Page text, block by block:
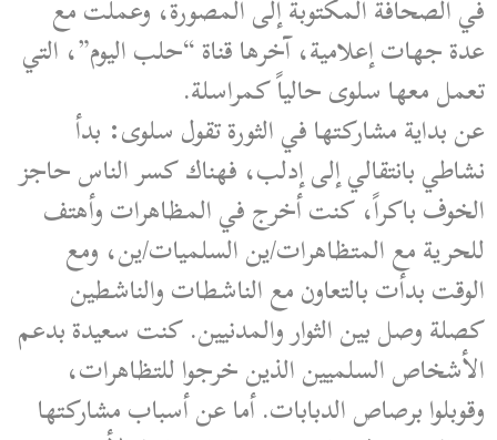
في الصحافة المكتوبة إلى المصورة، وعملت مع
عدة جهات إعلامية، آخرها قناة “حلب اليوم”، التي
تعمل معها سلوى حالياً كمراسلة.
عن بداية مشاركتها في الثورة تقول سلوى: بدأ
نشاطي بانتقالي إلى إدلب، فهناك كسر الناس حاجز
الخوف باكراً، كنت أخرج في المظاهرات وأهتف
للحرية مع المتظاهرات/ين السلميات/ين، ومع
الوقت بدأت بالتعاون مع الناشطات والناشطين
كصلة وصل بين الثوار والمدنيين. كنت سعيدة بدعم
الأشخاص السلميين الذين خرجوا للتظاهرات،
وقوبلوا برصاص الدبابات. أما عن أسباب مشاركتها